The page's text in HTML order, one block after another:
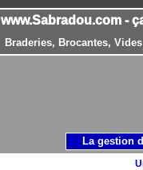
www.Sabradou.com -
Braderies, Brocantes,
La gestion